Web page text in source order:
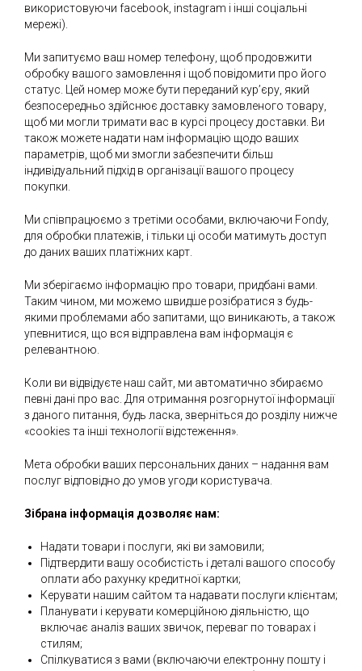
використовуючи facebook, instagram і інші соціальні
мережі).
Ми запитуємо ваш номер телефону, щоб продовжити
обробку вашого замовлення і щоб повідомити про його
статус. Цей номер може бути переданий кур’єру, який
безпосередньо здійснює доставку замовленого товару,
щоб ми могли тримати вас в курсі процесу доставки. Ви
також можете надати нам інформацію щодо ваших
параметрів, щоб ми змогли забезпечити більш
індивідуальний підхід в організації вашого процесу
покупки.
Ми співпрацюємо з третіми особами, включаючи Fondy,
для обробки платежів, і тільки ці особи матимуть доступ
до даних ваших платіжних карт.
Ми зберігаємо інформацію про товари, придбані вами.
Таким чином, ми можемо швидше розібратися з будь-
якими проблемами або запитами, що виникають, а також
упевнитися, що вся відправлена вам інформація є
релевантною.
Коли ви відвідуєте наш сайт, ми автоматично збираємо
певні дані про вас. Для отримання розгорнутої інформації
з даного питання, будь ласка, зверніться до розділу нижче
«cookies та інші технології відстеження».
Мета обробки ваших персональних даних – надання вам
послуг відповідно до умов угоди користувача.
Зібрана інформація дозволяє нам:
Надати товари і послуги, які ви замовили;
Підтвердити вашу особистість і деталі вашого способу
оплати або рахунку кредитної картки;
Керувати нашим сайтом та надавати послуги клієнтам;
Планувати і керувати комерційною діяльністю, що
включає аналіз ваших звичок, переваг по товарах і
стилям;
Спілкуватися з вами (включаючи електронну пошту і